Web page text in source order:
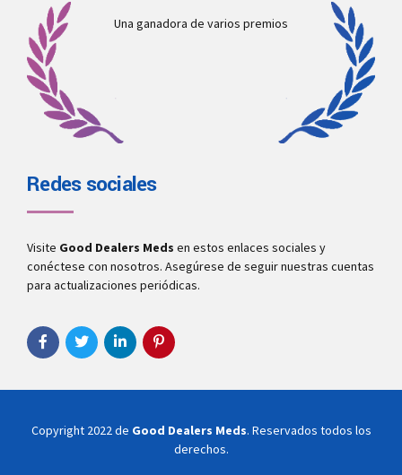
Una ganadora de varios premios
Redes sociales
Visite Good Dealers Meds en estos enlaces sociales y
conéctese con nosotros. Asegúrese de seguir nuestras cuentas
para actualizaciones periódicas.
Copyright 2022 de Good Dealers Meds. Reservados todos los
derechos.